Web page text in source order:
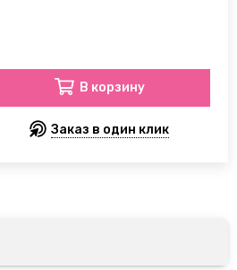
В корзину
Заказ в один клик